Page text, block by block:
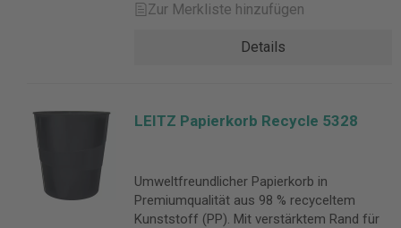
Zur Merkliste hinzufügen
Details
LEITZ Papierkorb Recycle 5328
Umweltfreundlicher Papierkorb in
Premiumqualität aus 98 % recyceltem
Kunststoff (PP). Mit verstärktem Rand für